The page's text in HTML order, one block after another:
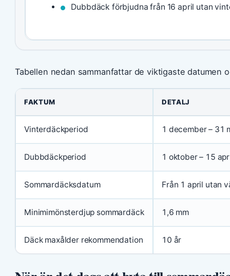
Dubbdäck förbjudna från 16 april utan
Tabellen nedan sammanfattar de viktigaste datumen
FAKTUM DETALJ
Vinterdäckperiod 1 december – 31
Dubbdäckperiod 1 oktober – 15
Sommardäcksdatum Från 1 april utan
Minimimönsterdjup sommardäck 1,6 mm
Däck maxålder rekommendation 10 år